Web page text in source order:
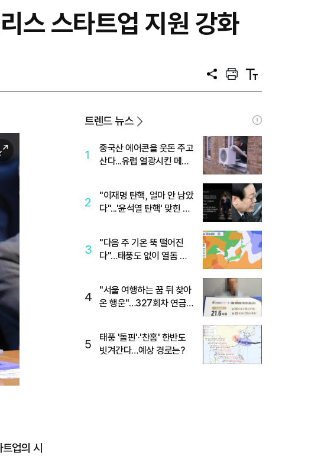
스 스타트업 지원 강화
공
프
트
텍
트
업의 시
트렌드 뉴스
1
중국산 에어콘을 웃돈 주고
산다...유럽 열광시킨 메이
2
"이재명 탄핵, 얼마 안 남았
다"...'윤석열 탄핵' 맞힌 무
3
"다음 주 기온 뚝 떨어진
다"…태풍도 없이 열돔 박
4
"서울 여행하는 꿈 뒤 찾아
온 행운"…327회차 연금
5
태풍 '돌핀'·'찬홈' 한반도
빗겨간다…예상 경로는?